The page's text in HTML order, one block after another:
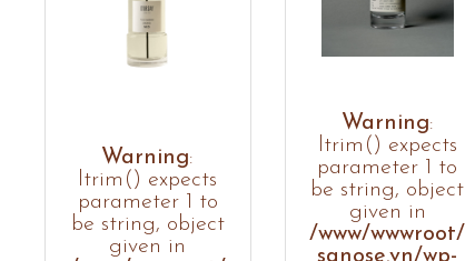
Warning:
ltrim() expects
parameter 1 to
be string, object
given in
Warning:
ltrim() expects
parameter 1 to
be string, object
given in
/www/wwwroot/